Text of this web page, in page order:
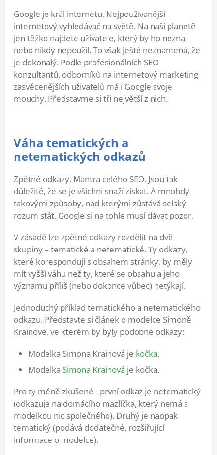
Google je král internetu. Nejpoužívanější
internetový vyhledávač na světě. Na naší planetě
jen těžko najdete uživatele, který by ho neznal
nebo nikdy nepoužil. To však ještě neznamená, že
je dokonalý. Podle profesionálních SEO
konzultantů, odborníků na internetový marketing i
zasvěcenějších uživatelů má i Google svoje
mouchy. Představme si tři největší z nich.
Váha tematických a
netematických odkazů
Zpětné odkazy. Mantra celého SEO. Jsou tak
důležité, že se je všichni snaží získat. A mnohdy
takovými způsoby, nad kterými zůstává selský
rozum stát. Google si na tohle musí dávat pozor.
V zásadě lze zpětné odkazy rozdělit na dvě
skupiny – tematické a netematické. Ty odkazy,
které korespondují s obsahem stránky, by měly
mít vyšší váhu než ty, které se obsahu a jeho
významu příliš (nebo dokonce vůbec) netýkají.
Jednoduchý příklad tematického a netematického
odkazu. Představte si článek o modelce Simoně
Krainové, ve kterém by byly podobné odkazy:
Modelka Simona Krainová je kočka.
Modelka Simona Krainová je kočka.
Pro ty méně zkušené - první odkaz je netematický
(odkazuje na domácího mazlíčka, který nemá s
modelkou nic společného). Druhý je naopak
tematický (podává dodatečné, rozšiřující
informace o modelce).